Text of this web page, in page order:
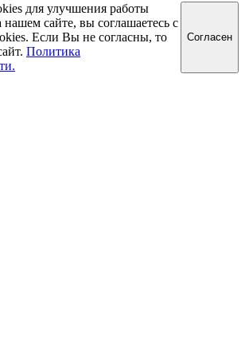
для улучшения работы
нашем сайте, вы соглашаетесь с
Если Вы не согласны, то
Политика
Cогласен